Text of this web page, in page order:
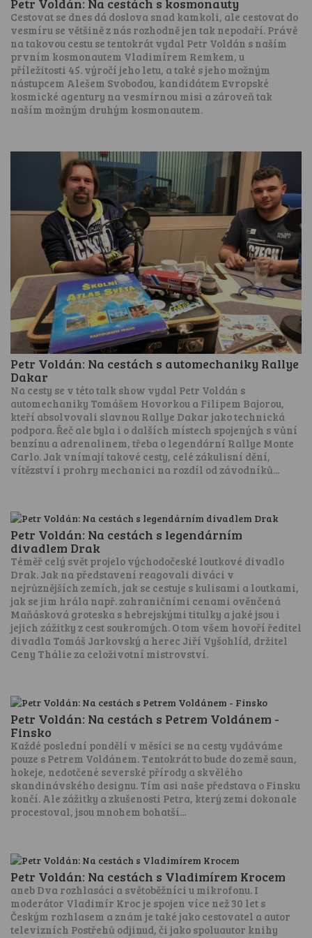
Petr Voldán: Na cestách s kosmonauty
Cestovat se dnes dá doslova snad kamkoli, ale cestovat do
vesmíru se většině z nás rozhodně jen tak nepodaří. Právě
na takovou cestu se tentokrát vydal Petr Voldán s naším
prvním kosmonautem Vladimírem Remkem, u
příležitosti 45. výročí jeho letu, a také s jeho možným
nástupcem Alešem Svobodou, kandidátem Evropské
kosmické agentury na vesmírnou misi a zároveň tak
naším možným druhým kosmonautem.
Petr Voldán: Na cestách s automechaniky Rallye
Dakar
Na cesty se v této talk show vydal Petr Voldán s
automechaniky Tomášem Hovorkou a Filipem Bajorou,
kteří absolvovali slavnou Rallye Dakar jako technická
podpora. Řeč ale byla i o dalších místech spojených s vůní
benzínu a adrenalinem, třeba o legendární Rallye Monte
Carlo. Jak vnímají takové cesty, celé zákulisní dění,
vítězství i prohry mechanici na rozdíl od závodníků...
Petr Voldán: Na cestách s legendárním
divadlem Drak
Téměř celý svět projelo východočeské loutkové divadlo
Drak. Jak na představení reagovali diváci v
nejrůznějších zemích, jak se cestuje s kulisami a loutkami,
jak se jim hrála např. zahraničními cenami ověnčená
Maňásková groteska s hebrejskými titulky a jaké jsou i
jejich zážitky z cest soukromých. O tom všem hovoří ředitel
divadla Tomáš Jarkovský a herec Jiří Vyšohlíd, držitel
Ceny Thálie za celoživotní mistrovství.
Petr Voldán: Na cestách s Petrem Voldánem -
Finsko
Každé poslední pondělí v měsíci se na cesty vydáváme
pouze s Petrem Voldánem. Tentokrát to bude do země saun,
hokeje, nedotčené severské přírody a skvělého
skandinávského designu. Tím asi naše představa o Finsku
končí. Ale zážitky a zkušenosti Petra, který zemi dokonale
procestoval, jsou mnohem bohatší...
Petr Voldán: Na cestách s Vladimírem Krocem
aneb Dva rozhlasáci a světoběžníci u mikrofonu. I
moderátor Vladimír Kroc je spojen více než 30 let s
Českým rozhlasem a znám je také jako cestovatel a autor
televizních Postřehů odjinud, či jako spoluautor knihy